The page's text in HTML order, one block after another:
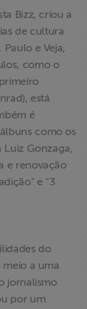
Bizz, criou a
de cultura
Paulo e Veja,
como o
está
é
como os
Gonzaga,
e renovação
e “3
do
a uma
jornalismo
por um